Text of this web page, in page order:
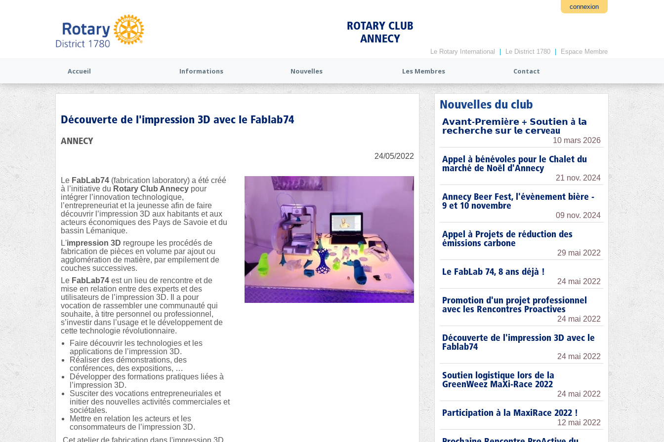
ROTARY CLUB
ANNECY
connexion
Le Rotary International Le District 1780 Espace Membre
Accueil Informations Nouvelles Les Membres Contact
Découverte de l'impression 3D avec le Fablab74
ANNECY
24/05/2022
Le FabLab74 (fabrication laboratory) a été créé
à l’initiative du Rotary Club Annecy pour
intégrer l’innovation technologique,
l’entrepreneuriat et la jeunesse afin de faire
découvrir l’impression 3D aux habitants et aux
acteurs économiques des Pays de Savoie et du
bassin Lémanique.
L'impression 3D regroupe les procédés de
fabrication de pièces en volume par ajout ou
agglomération de matière, par empilement de
couches successives.
Le FabLab74 est un lieu de rencontre et de
mise en relation entre des experts et des
utilisateurs de l’impression 3D. Il a pour
vocation de rassembler une communauté qui
souhaite, à titre personnel ou professionnel,
s’investir dans l’usage et le développement de
cette technologie révolutionnaire.
Faire découvrir les technologies et les
applications de l’impression 3D.
Réaliser des démonstrations, des
conférences, des expositions, …
Développer des formations pratiques liées à
l’impression 3D.
Susciter des vocations entrepreneuriales et
initier des nouvelles activités commerciales et
sociétales.
Mettre en relation les acteurs et les
consommateurs de l’impression 3D.
Cet atelier de fabrication dans l'impression 3D
Nouvelles du club
𝗔𝘃𝗮𝗻𝘁-𝗣𝗿𝗲𝗺𝗶è𝗿𝗲 + 𝗦𝗼𝘂𝘁𝗶𝗲𝗻 à 𝗹𝗮
𝗿𝗲𝗰𝗵𝗲𝗿𝗰𝗵𝗲 𝘀𝘂𝗿 𝗹𝗲 𝗰𝗲𝗿veau
10 mars 2026
Appel à bénévoles pour le Chalet du
marché de Noël d'Annecy
21 nov. 2024
Annecy Beer Fest, l'évènement bière -
9 et 10 novembre
09 nov. 2024
Appel à Projets de réduction des
émissions carbone
29 mai 2022
Le FabLab 74, 8 ans déjà !
24 mai 2022
Promotion d'un projet professionnel
avec les Rencontres Proactives
24 mai 2022
Découverte de l'impression 3D avec le
Fablab74
24 mai 2022
Soutien logistique lors de la
GreenWeez MaXi-Race 2022
24 mai 2022
Participation à la MaxiRace 2022 !
12 mai 2022